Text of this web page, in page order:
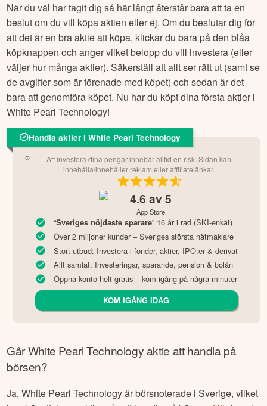
När du väl har tagit dig så här långt återstår bara att ta en
beslut om du vill köpa aktien eller ej. Om du beslutar dig för
att det är en bra aktie att köpa, klickar du bara på den blåa
köpknappen och anger vilket belopp du vill investera (eller
väljer hur många aktier). Säkerställ att allt ser rätt ut (samt se
de avgifter som är förenade med köpet) och sedan är det
bara att genomföra köpet. Nu har du köpt dina första aktier i
White Pearl Technology!
Handla aktier i White Pearl Technology
Att investera dina pengar innebär alltid en risk. Sidan kan
innehålla/innehåller reklam eller affiliatelänkar.
4.6 av 5
App Store
“Sveriges nöjdaste sparare” 16 år i rad (SKI-enkät)
Över 2 miljoner kunder – Sveriges största nätmäklare
Stort utbud: Investera i fonder, aktier, IPO:er & derivat
Allt samlat: Investeringar, sparande, pension & bolån
Öppna konto helt gratis – kom igång på några minuter
KOM IGÅNG IDAG
GårWhite Pearl Technologyaktie att handla på
börsen?
Ja,White Pearl Technologyär börsnoterade i Sverige, vilket